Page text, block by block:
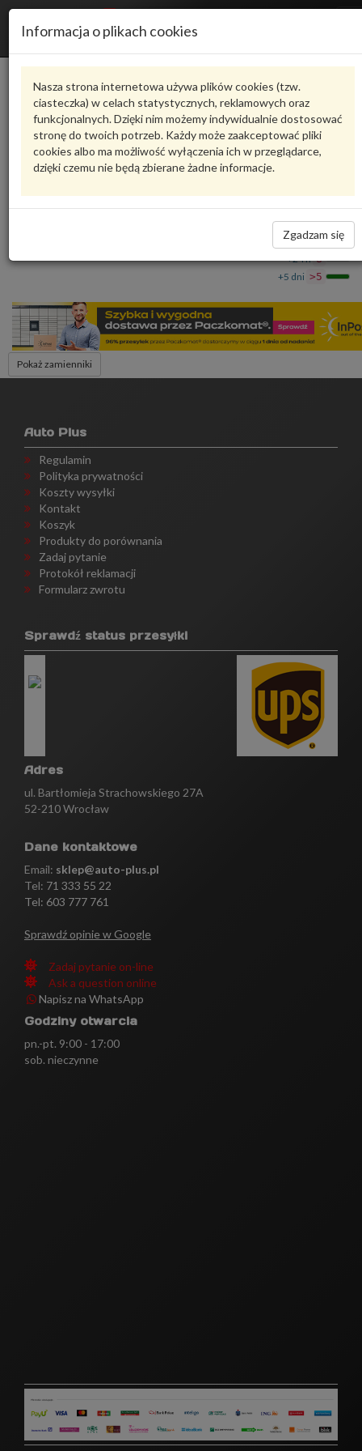
Informacja o plikach cookies
Nasza strona internetowa używa plików cookies (tzw.
ciasteczka) w celach statystycznych, reklamowych oraz
funkcjonalnych. Dzięki nim możemy indywidualnie dostosować
stronę do twoich potrzeb. Każdy może zaakceptować pliki
cookies albo ma możliwość wyłączenia ich w przeglądarce,
dzięki czemu nie będą zbierane żadne informacje.
Zgadzam się
Karta produktu
4M0809906EVAG
VAG - produkt oryginalny VW AUDI SEAT SKODA
Wkład 4M0809906E VAG
195,91 zł
Dostępność
Wrocław 0
+24 h 8
+5 dni >5
Pokaż zamienniki
Auto Plus
Regulamin
Polityka prywatności
Koszty wysyłki
Kontakt
Koszyk
Produkty do porównania
Zadaj pytanie
Protokół reklamacji
Formularz zwrotu
Sprawdź status przesyłki
Adres
ul. Bartłomieja Strachowskiego 27A
52-210 Wrocław
Dane kontaktowe
Email: sklep@auto-plus.pl
Tel: 71 333 55 22
Tel: 603 777 761
Sprawdź opinie w Google
Zadaj pytanie on-line
Ask a question online
Napisz na WhatsApp
Godziny otwarcia
pn.-pt. 9:00 - 17:00
sob. nieczynne